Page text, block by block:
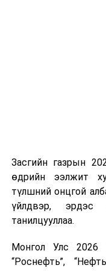
Засгийн газрын
өдрийн ээлжит
түлшний онцгой
үйлдвэр, эрдэс
танилцууллаа.
Монгол Улс
“Роснефть”,